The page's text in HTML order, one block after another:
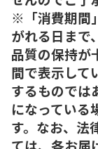
※「消費期間
がれる日まで
品質の保持が
間で表示して
するものでは
になっている
す。なお、法
ては、各お届